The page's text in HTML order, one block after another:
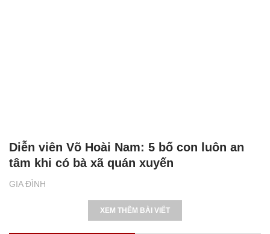
GIA ĐÌNH
Diễn viên Võ Hoài Nam: 5 bố con luôn an
tâm khi có bà xã quán xuyến
XEM THÊM BÀI VIẾT